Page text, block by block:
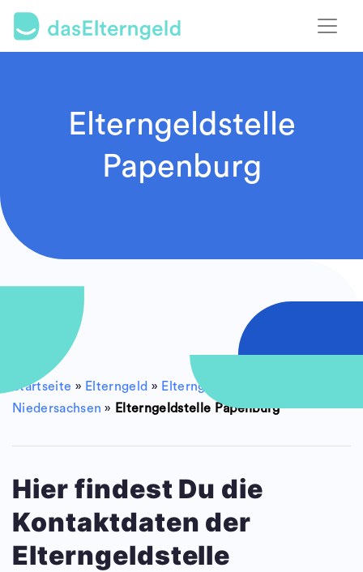
Elterngeldstelle
Papenburg
Startseite » Elterngeld » Elterngeldstellen
Niedersachsen » Elterngeldstelle Papenburg
Hier findest Du die
Kontaktdaten der
Elterngeldstelle